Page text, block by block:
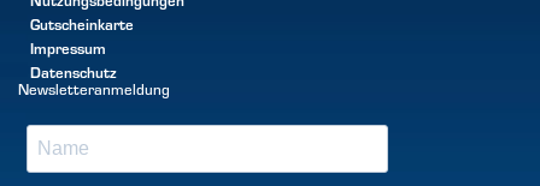
Gutscheinkarte
Impressum
Datenschutz
Newsletteranmeldung